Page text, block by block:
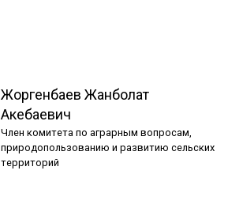
Жоргенбаев Жанболат
Акебаевич
Член комитета по аграрным вопросам,
природопользованию и развитию сельских
территорий